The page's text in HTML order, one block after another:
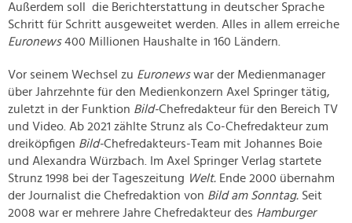
Außerdem soll die Berichterstattung in deutscher Sprache
Schritt für Schritt ausgeweitet werden. Alles in allem erreiche
Euronews400 Millionen Haushalte in 160 Ländern.
Vor seinem Wechsel zu Euronewswar der Medienmanager
über Jahrzehnte für den Medienkonzern Axel Springer tätig,
zuletzt in der Funktion Bild-Chefredakteur für den Bereich TV
und Video. Ab 2021 zählte Strunz als Co-Chefredakteur zum
dreiköpfigen Bild-Chefredakteurs-Team mit Johannes Boie
und Alexandra Würzbach. Im Axel Springer Verlag startete
Strunz 1998 bei der Tageszeitung Welt. Ende 2000 übernahm
der Journalist die Chefredaktion von Bild am Sonntag. Seit
2008 war er mehrere Jahre Chefredakteur des Hamburger